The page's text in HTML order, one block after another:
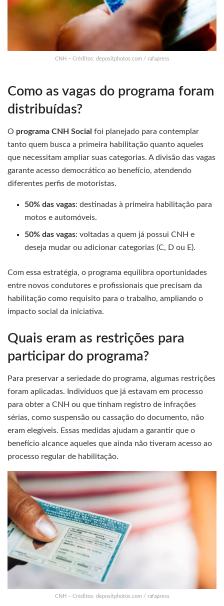
CNH – Créditos: depositphotos.com / rafapress
Como as vagas do programa foram
distribuídas?
O programa CNH Social foi planejado para contemplar
tanto quem busca a primeira habilitação quanto aqueles
que necessitam ampliar suas categorias. A divisão das vagas
garante acesso democrático ao benefício, atendendo
diferentes perfis de motoristas.
50% das vagas: destinadas à primeira habilitação para
motos e automóveis.
50% das vagas: voltadas a quem já possui CNH e
deseja mudar ou adicionar categorias (C, D ou E).
Com essa estratégia, o programa equilibra oportunidades
entre novos condutores e profissionais que precisam da
habilitação como requisito para o trabalho, ampliando o
impacto social da iniciativa.
Quais eram as restrições para
participar do programa?
Para preservar a seriedade do programa, algumas restrições
foram aplicadas. Indivíduos que já estavam em processo
para obter a CNH ou que tinham registro de infrações
sérias, como suspensão ou cassação do documento, não
eram elegíveis. Essas medidas ajudam a garantir que o
benefício alcance aqueles que ainda não tiveram acesso ao
processo regular de habilitação.
CNH – Créditos: depositphotos.com / rafapress